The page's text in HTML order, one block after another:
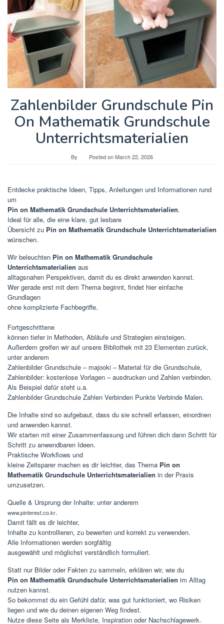
Zahlenbilder Grundschule Pin
On Mathematik Grundschule
Unterrichtsmaterialien
By Posted onMarch 22, 2026
Entdecke praktische Ideen, Tipps, Anleitungen und Informationen rund
um
Pin on Mathematik Grundschule Unterrichtsmaterialien.
Ideal für alle, die eine klare, gut lesbare
Übersicht zu Pin on Mathematik Grundschule Unterrichtsmaterialien
wünschen.
Wir beleuchten Pin on Mathematik Grundschule
Unterrichtsmaterialien aus
alltagsnahen Perspektiven, damit du es direkt anwenden kannst.
Wer gerade erst mit dem Thema beginnt, findet hier einfache
Grundlagen
ohne komplizierte Fachbegriffe.
Fortgeschrittene
können tiefer in Methoden, Abläufe und Strategien einsteigen.
Außerdem greifen wir auf unsere Bibliothek mit 23 Elementen zurück,
unter anderem
Zahlenbilder Grundschule – majooki – Material für die Grundschule,
Zahlenbilder: kostenlose Vorlagen – ausdrucken und Zahlen verbinden.
Als Beispiel dafür steht u.a.
Zahlenbilder Grundschule Zahlen Verbinden Punkte Verbinde Malen.
Die Inhalte sind so aufgebaut, dass du sie schnell erfassen, einordnen
und anwenden kannst.
Wir starten mit einer Zusammenfassung und führen dich dann Schritt für
Schritt zu anwendbaren Ideen.
Praktische Workflows und
kleine Zeitsparer machen es dir leichter, das Thema Pin on
Mathematik Grundschule Unterrichtsmaterialien in der Praxis
umzusetzen.
Quelle & Ursprung der Inhalte: unter anderem
www.pinterest.co.kr.
Damit fällt es dir leichter,
Inhalte zu kontrollieren, zu bewerten und korrekt zu verwenden.
Alle Informationen werden sorgfältig
ausgewählt und möglichst verständlich formuliert.
Statt nur Bilder oder Fakten zu sammeln, erklären wir, wie du
Pin on Mathematik Grundschule Unterrichtsmaterialien im Alltag
nutzen kannst.
So bekommst du ein Gefühl dafür, was gut funktioniert, wo Risiken
liegen und wie du deinen eigenen Weg findest.
Nutze diese Seite als Merkliste, Inspiration oder Nachschlagewerk.